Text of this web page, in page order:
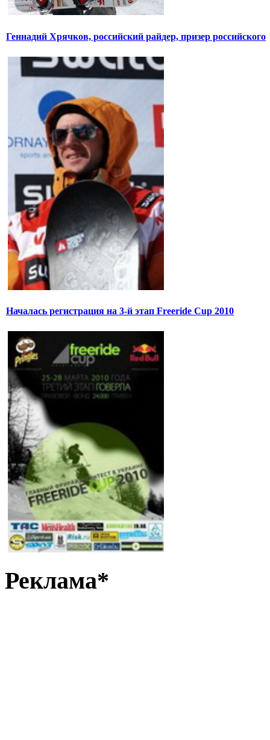
Геннадий Хрячков, российский райдер, призер российского
Началась регистрация на 3-й этап Freeride Cup 2010
Реклама*